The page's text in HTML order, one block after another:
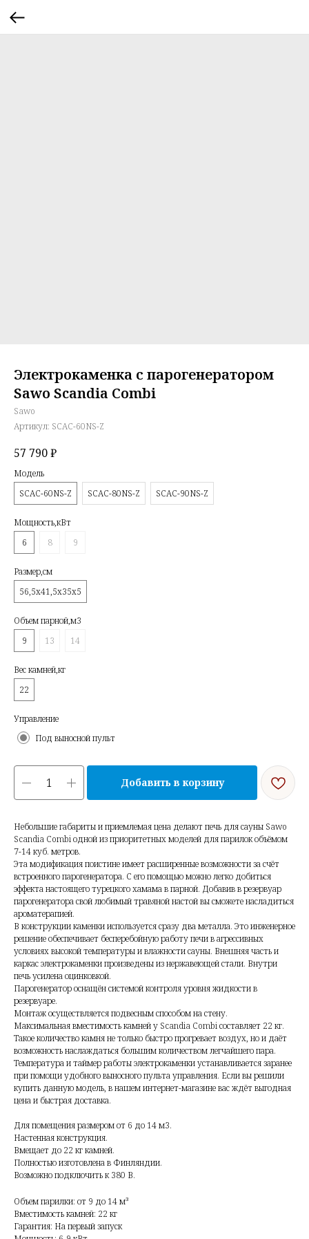
Электрокаменка с парогенератором
Sawo Scandia Combi
Sawo
Артикул: SCAC-60NS-Z
57 790₽
Модель
SCAC-60NS-Z
SCAC-80NS-Z SCAC-90NS-Z
Мощность,кВт
6
8 9
Размер,см
56,5х41,5х35х5
Объем парной,м3
9
13 14
Вес камней,кг
22
Управление
Под выносной пульт
Добавить в корзину
Небольшие габариты и приемлемая цена делают печь для сауны Sawo
Scandia Combi одной из приоритетных моделей для парилок объёмом
7-14 куб. метров.
Эта модификация поистине имеет расширенные возможности за счёт
встроенного парогенератора. С его помощью можно легко добиться
эффекта настоящего турецкого хамама в парной. Добавив в резервуар
парогенератора свой любимый травяной настой вы сможете насладиться
ароматерапией.
В конструкции каменки используется сразу два металла. Это инженерное
решение обеспечивает бесперебойную работу печи в агрессивных
условиях высокой температуры и влажности сауны. Внешняя часть и
каркас электрокаменки произведены из нержавеющей стали. Внутри
печь усилена оцинковкой.
Парогенератор оснащён системой контроля уровня жидкости в
резервуаре.
Монтаж осуществляется подвесным способом на стену.
Максимальная вместимость камней у Scandia Combi составляет 22 кг.
Такое количество камня не только быстро прогревает воздух, но и даёт
возможность наслаждаться большим количеством легчайшего пара.
Температура и таймер работы электрокаменки устанавливается заранее
при помощи удобного выносного пульта управления. Если вы решили
купить данную модель, в нашем интернет-магазине вас ждёт выгодная
цена и быстрая доставка.
Для помещения размером от 6 до 14 м3.
Настенная конструкция.
Вмещает до 22 кг камней.
Полностью изготовлена в Финляндии.
Возможно подключить к 380 В.
Объем парилки: от 9 до 14 м³
Вместимость камней: 22 кг
Гарантия: На первый запуск